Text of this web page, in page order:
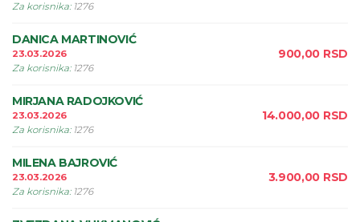
Za korisnika: 1276
DANICA MARTINOVIĆ
23.03.2026
Za korisnika: 1276
900,00 RSD
MIRJANA RADOJKOVIĆ
23.03.2026
Za korisnika: 1276
14.000,00 RSD
MILENA BAJROVIĆ
23.03.2026
Za korisnika: 1276
3.900,00 RSD